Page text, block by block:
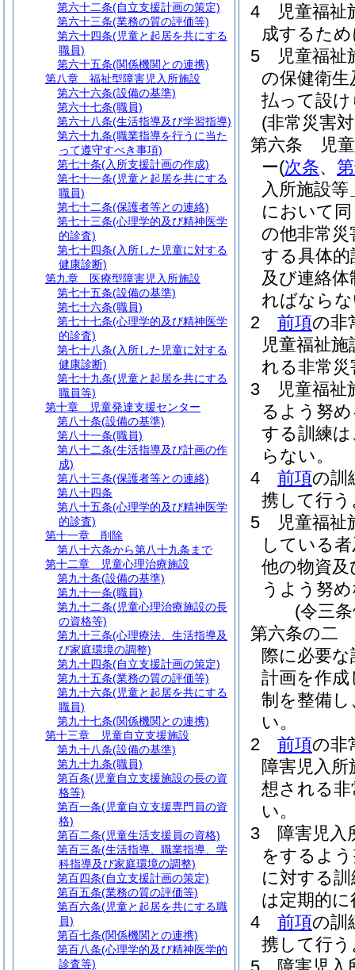
4
児童福
成するた
5
児童福
の保健衛
払って設
(非常災害
第六条
児
ー(次条、
入所施設
において
の他非常
する具体
及び連絡
ればなら
2
前項の非
児童福祉
れる非常
3
児童福
るよう努
する訓練
らない。
4
前項の訓
携して行
5
児童福
している
他の物資
うよう努
(令三
第六条の二
際に必要
計画を作
制を整備
い。
2
前項の非
障害児入
想される
い。
3
障害児入
をするよ
に対する
は定期的
4
前項の訓
携して行
第六十二条(自立支援計画の策定)
第六十三条(業務の質の評価等)
第六十四条(児童と起居を共にする
職員)
第六十五条(関係機関との連携)
第八章
福祉型障害児入所施設
第六十六条(設備の基準)
第六十七条(職員)
第六十八条(生活指導及び学習指導)
第六十九条(職業指導を行うに当た
って遵守すべき事項)
第七十条(入所支援計画の作成)
第七十一条(児童と起居を共にする
職員)
第七十二条(保護者等との連絡)
第七十三条(心理学的及び精神医学
的診査)
第七十四条(入所した児童に対する
健康診断)
第九章
医療型障害児入所施設
第七十五条(設備の基準)
第七十六条(職員)
第七十七条(心理学的及び精神医学
的診査)
第七十八条(入所した児童に対する
健康診断)
第七十九条(児童と起居を共にする
職員等)
第十章
児童発達支援センター
第八十条(設備の基準)
第八十一条(職員)
第八十二条(生活指導及び計画の作
成)
第八十三条(保護者等との連絡)
第八十四条
第八十五条(心理学的及び精神医学
的診査)
第十一章
削除
第八十六条から第八十九条まで
第十二章
児童心理治療施設
第九十条(設備の基準)
第九十一条(職員)
第九十二条(児童心理治療施設の長
の資格等)
第九十三条(心理療法、生活指導及
び家庭環境の調整)
第九十四条(自立支援計画の策定)
第九十五条(業務の質の評価等)
第九十六条(児童と起居を共にする
職員)
第九十七条(関係機関との連携)
第十三章
児童自立支援施設
第九十八条(設備の基準)
第九十九条(職員)
第百条(児童自立支援施設の長の資
格等)
第百一条(児童自立支援専門員の資
格)
第百二条(児童生活支援員の資格)
第百三条(生活指導、職業指導、学
科指導及び家庭環境の調整)
第百四条(自立支援計画の策定)
第百五条(業務の質の評価等)
第百六条(児童と起居を共にする職
員)
第百七条(関係機関との連携)
第百八条(心理学的及び精神医学的
診査等)